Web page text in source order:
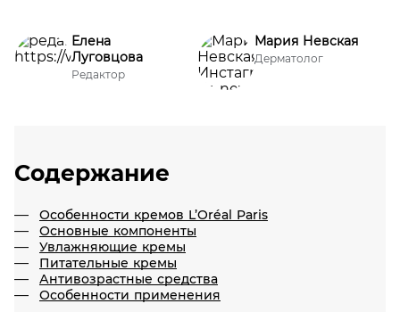
Елена
Луговцова
Редактор
Мария Невская
Дерматолог
Содержание
Особенности кремов L’Oréal Paris
Основные компоненты
Увлажняющие кремы
Питательные кремы
Антивозрастные средства
Особенности применения